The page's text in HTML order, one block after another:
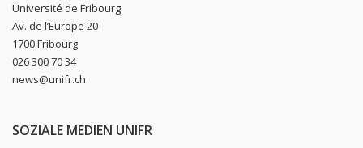
Université de Fribourg
Av. de l’Europe 20
1700 Fribourg
026 300 70 34
news@unifr.ch
SOZIALE MEDIEN UNIFR